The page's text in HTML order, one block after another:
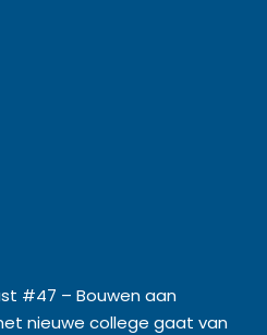
#47 – Bouwen aan
nieuwe college gaat van